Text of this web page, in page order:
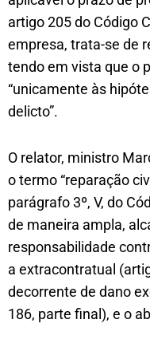
artigo 205 do Código
empresa, trata-se de
tendo em vista que o
“unicamente às
delicto”.
O relator, ministro
o termo “reparação
parágrafo 3º, V, do
de maneira ampla,
responsabilidade
a extracontratual
decorrente de dano
186, parte final), e o